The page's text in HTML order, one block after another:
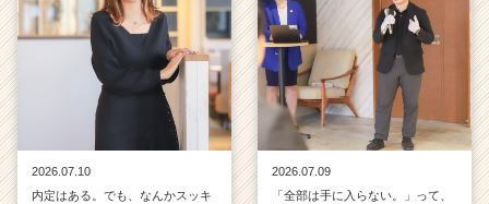
2026.07.10
内定はある。でも、なんかスッキ
2026.07.09
「全部は手に入らない。」って、